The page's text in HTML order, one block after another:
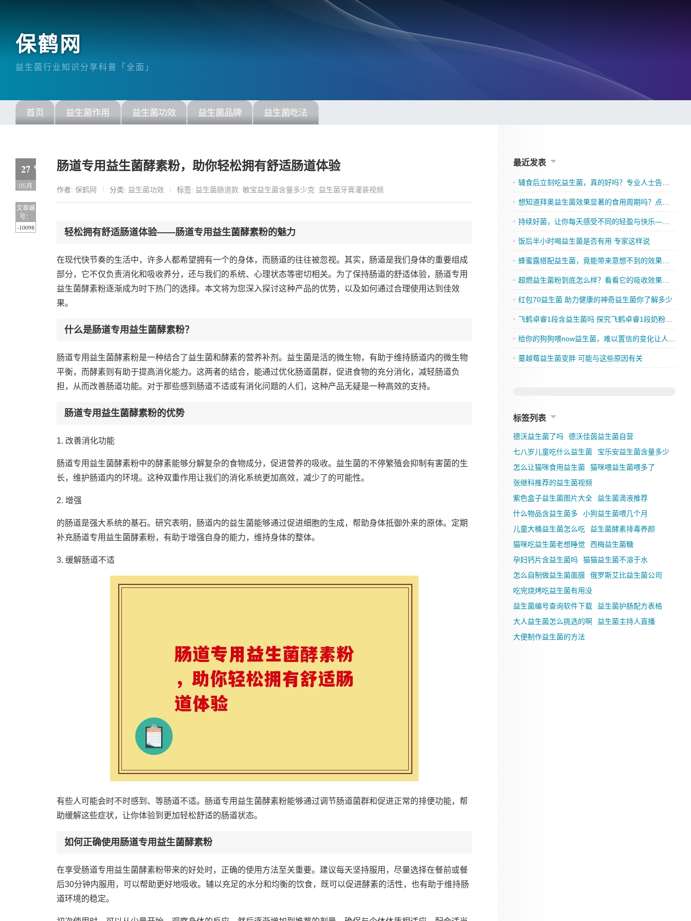
保鹤网
益生菌行业知识分享科普「全面」
首页 益生菌作用 益生菌功效 益生菌品牌 益生菌吃法
肠道专用益生菌酵素粉，助你轻松拥有舒适肠道体验
作者: 保鹤网 分类: 益生菌功效 标签: 益生菌肠道款 敏宝益生菌含量多少克 益生菌牙膏灌装视频
轻松拥有舒适肠道体验——肠道专用益生菌酵素粉的魅力
在现代快节奏的生活中，许多人都希望拥有一个的身体，而肠道的往往被忽视。其实，肠道是我们身体的重要组成
部分，它不仅负责消化和吸收养分，还与我们的系统、心理状态等密切相关。为了保持肠道的舒适体验，肠道专用
益生菌酵素粉逐渐成为时下热门的选择。本文将为您深入探讨这种产品的优势，以及如何通过合理使用达到佳效
果。
什么是肠道专用益生菌酵素粉？
肠道专用益生菌酵素粉是一种结合了益生菌和酵素的营养补剂。益生菌是活的微生物，有助于维持肠道内的微生物
平衡，而酵素则有助于提高消化能力。这两者的结合，能通过优化肠道菌群，促进食物的充分消化，减轻肠道负
担，从而改善肠道功能。对于那些感到肠道不适或有消化问题的人们，这种产品无疑是一种高效的支持。
肠道专用益生菌酵素粉的优势
1. 改善消化功能
肠道专用益生菌酵素粉中的酵素能够分解复杂的食物成分，促进营养的吸收。益生菌的不停繁殖会抑制有害菌的生
长，维护肠道内的环境。这种双重作用让我们的消化系统更加高效，减少了的可能性。
2. 增强
的肠道是强大系统的基石。研究表明，肠道内的益生菌能够通过促进细胞的生成，帮助身体抵御外来的原体。定期
补充肠道专用益生菌酵素粉，有助于增强自身的能力，维持身体的整体。
3. 缓解肠道不适
有些人可能会时不时感到、等肠道不适。肠道专用益生菌酵素粉能够通过调节肠道菌群和促进正常的排便功能，帮
助缓解这些症状，让你体验到更加轻松舒适的肠道状态。
如何正确使用肠道专用益生菌酵素粉
在享受肠道专用益生菌酵素粉带来的好处时，正确的使用方法至关重要。建议每天坚持服用，尽量选择在餐前或餐
后30分钟内服用，可以帮助更好地吸收。辅以充足的水分和均衡的饮食，既可以促进酵素的活性，也有助于维持肠
道环境的稳定。
27
05月
文章编
号：
-10098
最近发表
辅食后立刻吃益生菌，真的好吗？专业人士告诉你
想知道拜奥益生菌效果显著的食用周期吗？点击了解吧
持续好菌，让你每天感受不同的轻盈与快乐——格兰迪莱益生菌来袭”
饭后半小时喝益生菌是否有用 专家这样说
蜂蜜露搭配益生菌，竟能带来意想不到的效果，你还在等什么？
超燃益生菌粉到底怎么样？看看它的吸收效果如何
红包70益生菌 助力健康的神奇益生菌你了解多少
飞鹤卓睿1段含益生菌吗 探究飞鹤卓睿1段奶粉的成分是否有益生菌
给你的狗狗喂now益生菌，难以置信的变化让人刮目相看
蔓越莓益生菌变胖 可能与这些原因有关
标签列表
德沃益生菌了吗
德沃佳茵益生菌自营
七八岁儿童吃什么益生菌
宝乐安益生菌含量多少
怎么让猫咪食用益生菌
猫咪喂益生菌喂多了
张继科推荐的益生菌视频
紫色盒子益生菌图片大全
益生菌滴液推荐
什么物品含益生菌多
小狗益生菌喂几个月
儿童大桶益生菌怎么吃
益生菌酵素排毒养颜
猫咪吃益生菌老想睡觉
西梅益生菌糖
孕妇钙片含益生菌吗
猫猫益生菌不溶于水
怎么自制做益生菌面膜
俄罗斯艾比益生菌公司
吃完烧烤吃益生菌有用没
益生菌编号查询软件下载
益生菌护肠配方表格
大人益生菌怎么挑选的啊
益生菌主持人直播
大便制作益生菌的方法